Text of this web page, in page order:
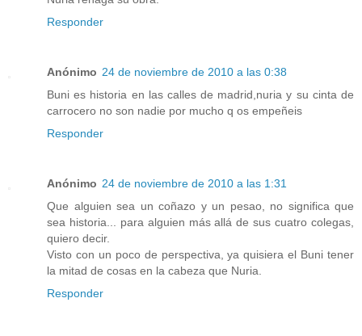
Responder
Anónimo 24 de noviembre de 2010 a las 0:38
Buni es historia en las calles de madrid,nuria y su cinta de
carrocero no son nadie por mucho q os empeñeis
Responder
Anónimo 24 de noviembre de 2010 a las 1:31
Que alguien sea un coñazo y un pesao, no significa que
sea historia... para alguien más allá de sus cuatro colegas,
quiero decir.
Visto con un poco de perspectiva, ya quisiera el Buni tener
la mitad de cosas en la cabeza que Nuria.
Responder